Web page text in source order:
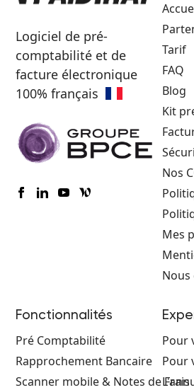
Logiciel de pré-
comptabilité et de
facture électronique
100% français
Tarif
FAQ
Blog
Kit
Nos
Mes
Fonctionnalités
Pré Comptabilité
Rapprochement Bancaire
Scanner mobile & Notes de Frais
Pour
Pour